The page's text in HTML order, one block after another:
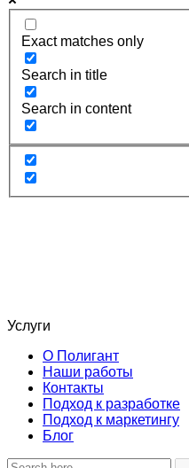
Exact matches only
Search in title
Search in content
Услуги
О Полигант
Наши работы
Контакты
Подход к разработке
Подход к маркетингу
Блог